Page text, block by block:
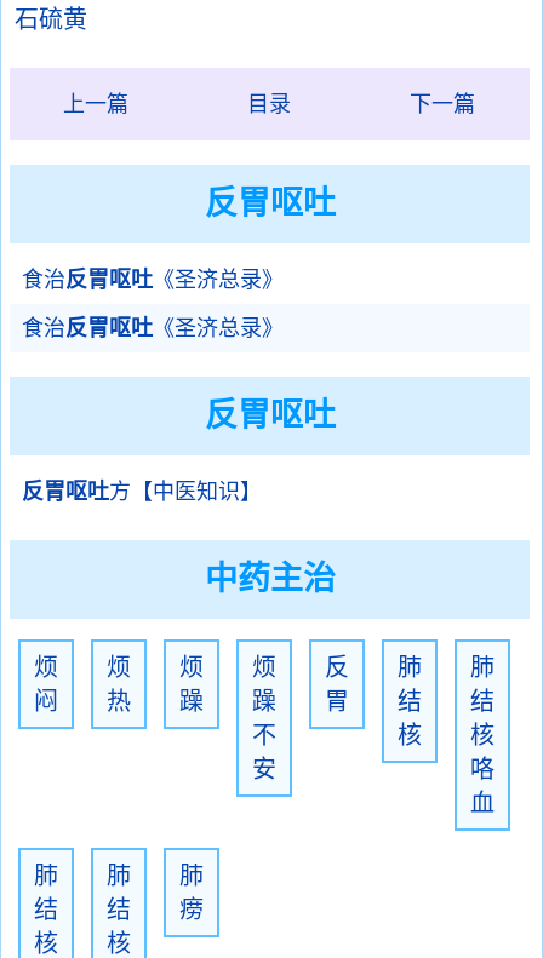
石硫黄
上一篇 目录 下一篇
反胃呕吐
食治反胃呕吐 《圣济总录》
食治反胃呕吐 《圣济总录》
反胃呕吐
反胃呕吐方【中医知识】
中药主治
烦
闷
烦
热
烦
躁
烦
躁
不
安
反
胃
肺
结
核
肺
结
核
咯
血
肺
结
核
肺
结
核
肺
痨